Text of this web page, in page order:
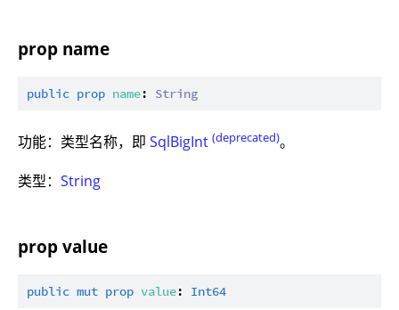
prop name
public prop name: String
功能：类型名称，即 SqlBigInt (deprecated)。
类型： String
prop value
public mut prop value: Int64